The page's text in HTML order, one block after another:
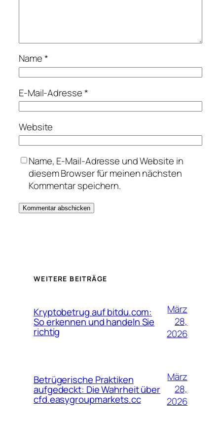
Name*
E-Mail-Adresse*
Website
Name, E-Mail-Adresse und Website in
diesem Browser für meinen nächsten
Kommentar speichern.
WEITERE BEITRÄGE
Kryptobetrug auf bitdu.com:
So erkennen und handeln Sie
richtig
März
28,
2026
Betrügerische Praktiken
aufgedeckt: Die Wahrheit über
cfd.easygroupmarkets.cc
März
28,
2026